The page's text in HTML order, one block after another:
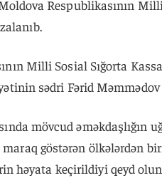
Respublikasının Milli
Milli Sosial Sığorta
sədri Fərid Məmmədov
mövcud əməkdaşlığın
göstərən ölkələrdən
həyata keçirildiyi qeyd